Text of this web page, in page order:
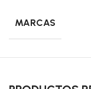
MARCAS